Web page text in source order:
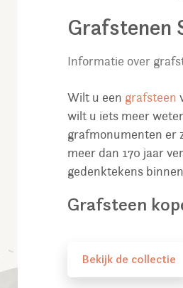
Grafstenen
Informatie over
Wilt u een grafsteen
wilt u iets meer
grafmonumenten er
meer dan 170 jaar
gedenktekens
Grafsteen
Bekijk de collectie